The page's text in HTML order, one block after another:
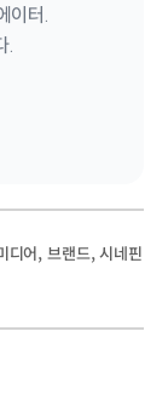
이터.
.
디어, 브랜드, 시네핀